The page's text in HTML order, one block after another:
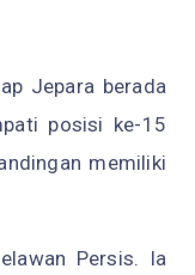
Jepara berada
posisi ke-15
memiliki
Persis. Ia